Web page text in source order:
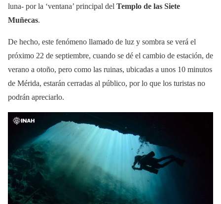
luna- por la ‘ventana’ principal del Templo de las Siete
Muñecas.
De hecho, este fenómeno llamado de luz y sombra se verá el
próximo 22 de septiembre, cuando se dé el cambio de estación, de
verano a otoño, pero como las ruinas, ubicadas a unos 10 minutos
de Mérida, estarán cerradas al público, por lo que los turistas no
podrán apreciarlo.